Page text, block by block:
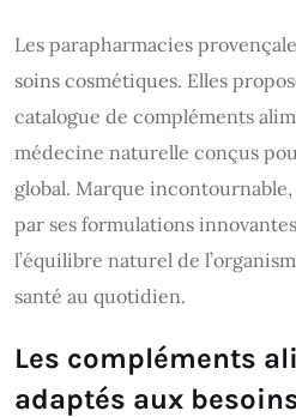
Les parapharmacies
soins cosmétiques. Elles
catalogue de compléments
médecine naturelle conçus
global. Marque
par ses formulations
l’équilibre naturel de
santé au quotidien.
Les compléments
adaptés aux